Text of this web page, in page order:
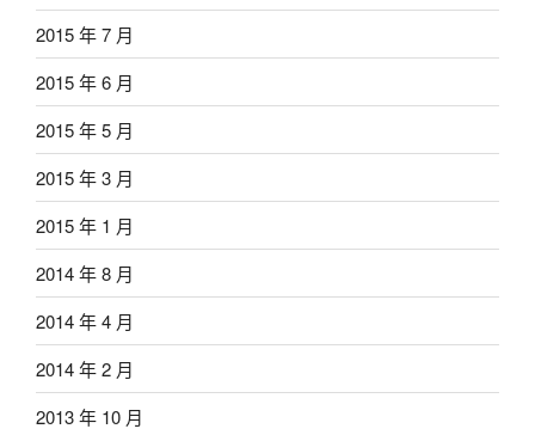
2015 年 7 月
2015 年 6 月
2015 年 5 月
2015 年 3 月
2015 年 1 月
2014 年 8 月
2014 年 4 月
2014 年 2 月
2013 年 10 月